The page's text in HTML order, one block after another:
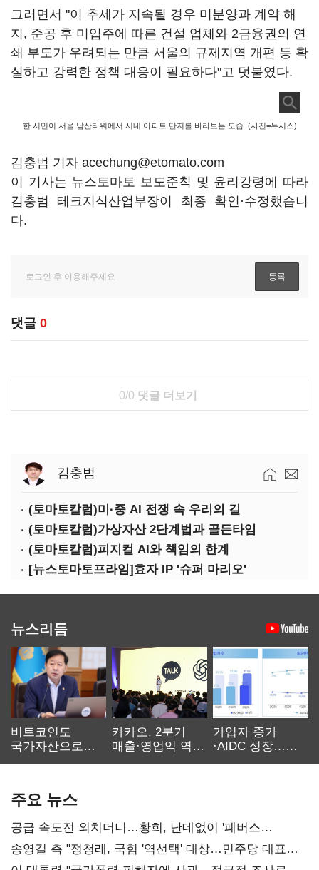
그러면서 "이 추세가 지속될 경우 미분양과 계약 해
지, 준공 후 미입주에 따른 건설 업체와 2금융권의 연
쇄 부도가 우려되는 만큼 서울의 규제지역 개편 등 확
실하고 강력한 정책 대응이 필요하다"고 덧붙였다.
한 시민이 서울 남산타워에서 시내 아파트 단지를 바라보는 모습. (사진=뉴시스)
김충범 기자 acechung@etomato.com
이 기사는 뉴스토마토 보도준칙 및 윤리강령에 따라
김충범 테크지식산업부장이 최종 확인·수정했습니
다.
댓글 0
0/0 댓글 더보기
김충범
(토마토칼럼)미·중 AI 전쟁 속 우리의 길
(토마토칼럼)가상자산 2단계법과 골든타임
(토마토칼럼)피지컬 AI와 책임의 한계
[뉴스토마토프라임]효자 IP '슈퍼 마리오'
뉴스리듬
비트코인도
국가자산으로…'
카카오, 2분기
매출·영업익 역대
가입자 증가
·AIDC 성장…
주요 뉴스
공급 속도전 외치더니…황희, 난데없이 '폐버스
리모델링' 제안
송영길 측 "정청래, 국힘 '역선택' 대상…민주당 대표로